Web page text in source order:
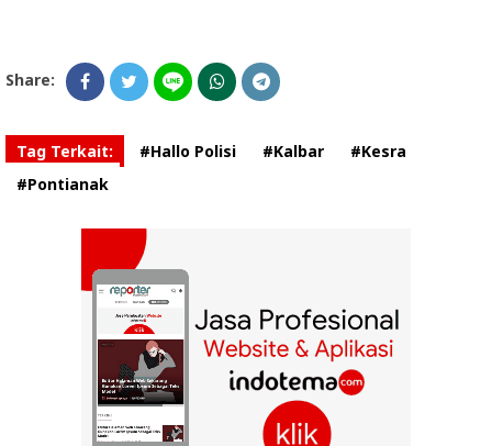
Share:
Tag Terkait: #Hallo Polisi #Kalbar
#Kesra
#Pontianak